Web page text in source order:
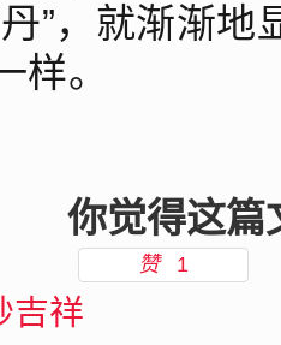
”，就渐渐
样。
你觉得这篇
赞 1
吉祥